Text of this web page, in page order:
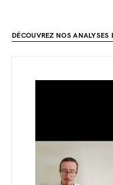
DÉCOUVREZ NOS ANALYSES